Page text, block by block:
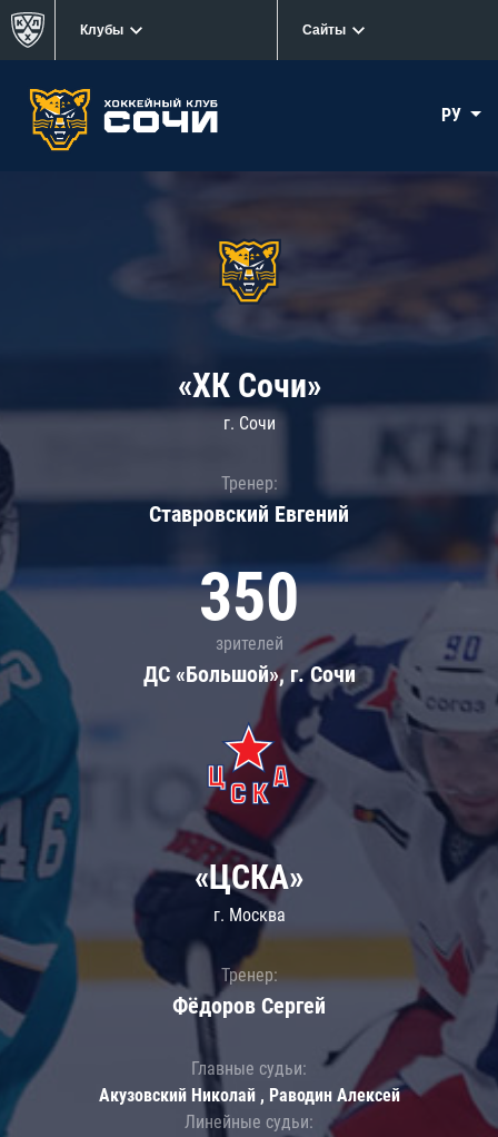
Клубы Сайты
РУ
«ХК Сочи»
г. Сочи
Тренер:
Ставровский Евгений
350
зрителей
ДС «Большой», г. Сочи
«ЦСКА»
г. Москва
Тренер:
Фёдоров Сергей
Главные судьи:
Акузовский Николай , Раводин Алексей
Линейные судьи: